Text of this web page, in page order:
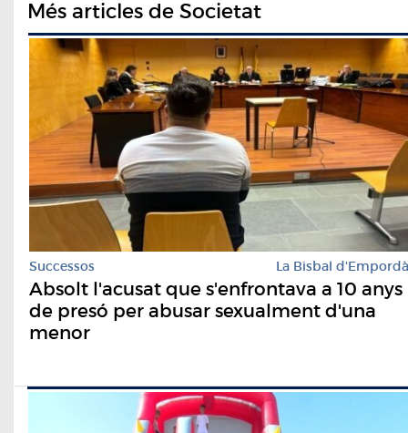
Més articles de Societat
Successos La Bisbal d'Empordà
Absolt l'acusat que s'enfrontava a 10 anys
de presó per abusar sexualment d'una
menor